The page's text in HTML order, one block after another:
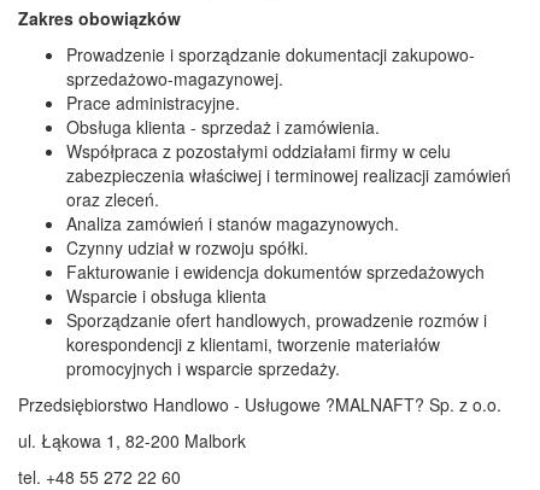
Zakres obowiązków
Prowadzenie i sporządzanie dokumentacji zakupowo-
sprzedażowo-magazynowej.
Prace administracyjne.
Obsługa klienta - sprzedaż i zamówienia.
Współpraca z pozostałymi oddziałami firmy w celu
zabezpieczenia właściwej i terminowej realizacji zamówień
oraz zleceń.
Analiza zamówień i stanów magazynowych.
Czynny udział w rozwoju spółki.
Fakturowanie i ewidencja dokumentów sprzedażowych
Wsparcie i obsługa klienta
Sporządzanie ofert handlowych, prowadzenie rozmów i
korespondencji z klientami, tworzenie materiałów
promocyjnych i wsparcie sprzedaży.
Przedsiębiorstwo Handlowo - Usługowe ?MALNAFT? Sp. z o.o.
ul. Łąkowa 1, 82-200 Malbork
tel. +48 55 272 22 60